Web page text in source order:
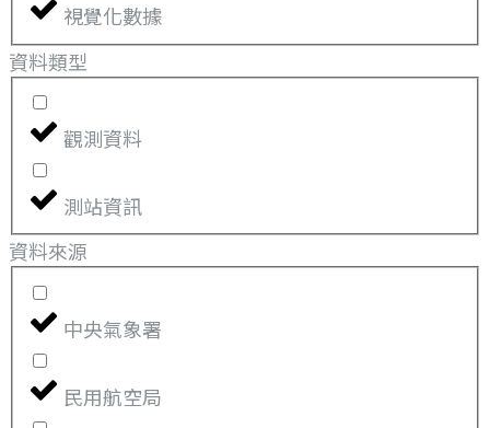
視覺化數據
資料類型
觀測資料
測站資訊
資料來源
中央氣象署
民用航空局